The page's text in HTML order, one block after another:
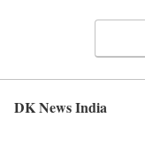
DK News India